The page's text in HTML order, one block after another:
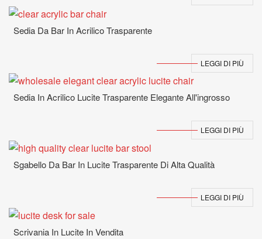
Sedia Da Bar In Acrilico Trasparente
LEGGI DI PIÙ
Sedia In Acrilico Lucite Trasparente Elegante All'ingrosso
LEGGI DI PIÙ
Sgabello Da Bar In Lucite Trasparente Di Alta Qualità
LEGGI DI PIÙ
Scrivania In Lucite In Vendita